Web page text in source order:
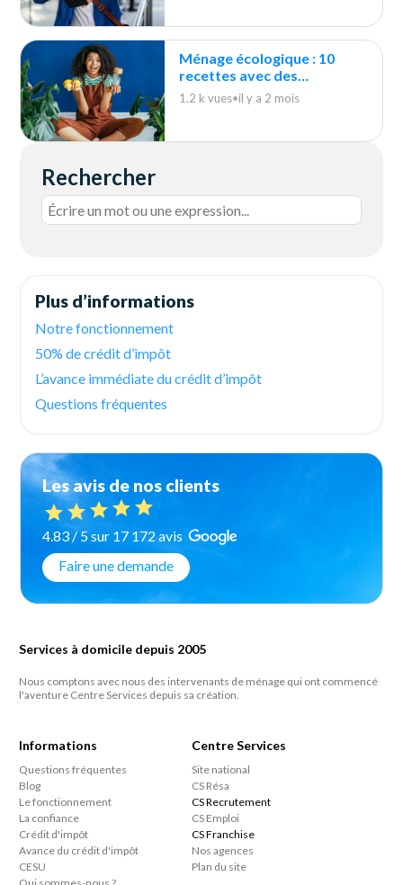
Ménage écologique : 10
recettes avec des
indispensables du quotidien
1.2 k vues•il y a 2 mois
Rechercher
Plus d’informations
Notre fonctionnement
50% de crédit d’impôt
L’avance immédiate du crédit d’impôt
Questions fréquentes
Les avis de nos clients
4.83 / 5 sur 17 172 avis
Faire une demande
Services à domicile depuis 2005
Nous comptons avec nous des intervenants de ménage qui ont commencé
l'aventure Centre Services depuis sa création.
Informations
Questions fréquentes
Blog
Le fonctionnement
La confiance
Crédit d'impôt
Avance du crédit d'impôt
CESU
Centre Services
Site national
CS Résa
CS Recrutement
CS Emploi
CS Franchise
Nos agences
Plan du site